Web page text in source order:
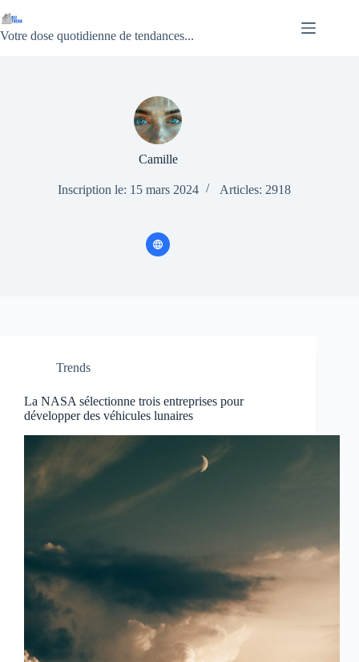
au
contenu
Votre dose quotidienne de tendances...
Camille
Inscription le: 15 mars 2024 Articles: 2918
Trends
La NASA sélectionne trois entreprises pour
développer des véhicules lunaires